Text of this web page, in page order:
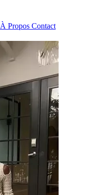
À Propos Contact